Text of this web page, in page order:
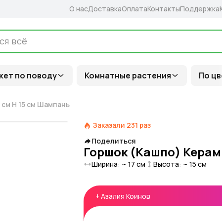
по поводу Комнатные растения По
О насДоставкаОплатаКонтактыПоддержка
H 15 см Шампань
Заказали 231 раз
Поделиться
Горшок (Кашпо)
Ширина: ~ 17 см Высота: ~ 15 см
+ Азалия Коинов